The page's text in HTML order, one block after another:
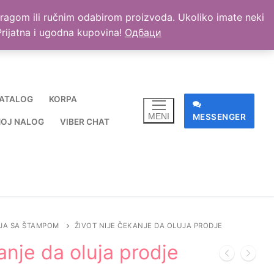
ili ručnim odabirom proizvoda. Ukoliko imate neki
i ugodna kupovina! Одбаци
KORPA
NALOG VIBER CHAT
MENI MESSENGER
SA ŠTAMPOM ŽIVOT NIJE ČEKANJE DA OLUJA PRODJE
da oluja prodje